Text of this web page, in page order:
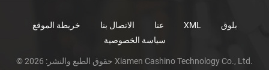
عنا الاتصال بنا خريطة الموقع XML
بلوق
سياسة الخصوصية
© حقوق الطبع والنشر: 2026 Xiamen Cashino Technology Co., Ltd.